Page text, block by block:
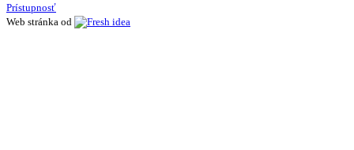
Prístupnosť
Web stránka od